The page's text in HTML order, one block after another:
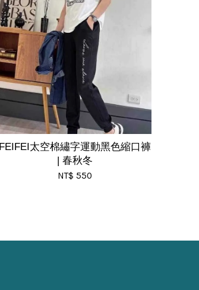
FEIFEI太空棉繡字運動黑色縮口褲
| 春秋冬
NT$ 550